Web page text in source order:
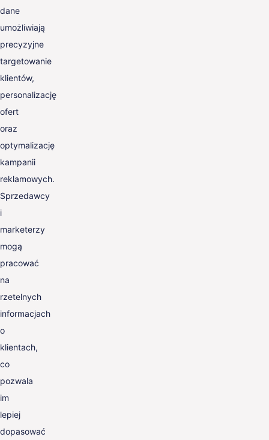
dane
umożliwiają
precyzyjne
targetowanie
klientów,
personalizację
ofert
oraz
optymalizację
kampanii
reklamowych.
Sprzedawcy
i
marketerzy
mogą
pracować
na
rzetelnych
informacjach
o
klientach,
co
pozwala
im
lepiej
dopasować